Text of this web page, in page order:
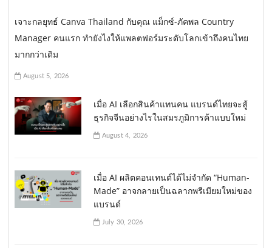
เจาะกลยุทธ์ Canva Thailand กับคุณ แม็กซ์-ภัคพล Country
Manager คนแรก ทำยังไงให้แพลตฟอร์มระดับโลกเข้าถึงคนไทย
มากกว่าเดิม
August 5, 2026
เมื่อ AI เลือกสินค้าแทนคน แบรนด์ไทยจะสู้
ธุรกิจจีนอย่างไรในสมรภูมิการค้าแบบใหม่
August 4, 2026
เมื่อ AI ผลิตคอนเทนต์ได้ไม่จำกัด “Human-
Made” อาจกลายเป็นฉลากพรีเมียมใหม่ของ
แบรนด์
July 30, 2026